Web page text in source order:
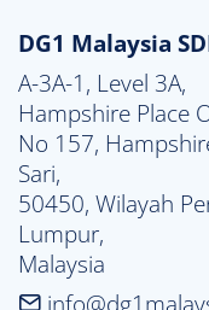
DG1 Malaysia
A-3A-1, Level 3A,
Hampshire Place
No 157,
Sari,
50450, Wilayah
Lumpur,
Malaysia